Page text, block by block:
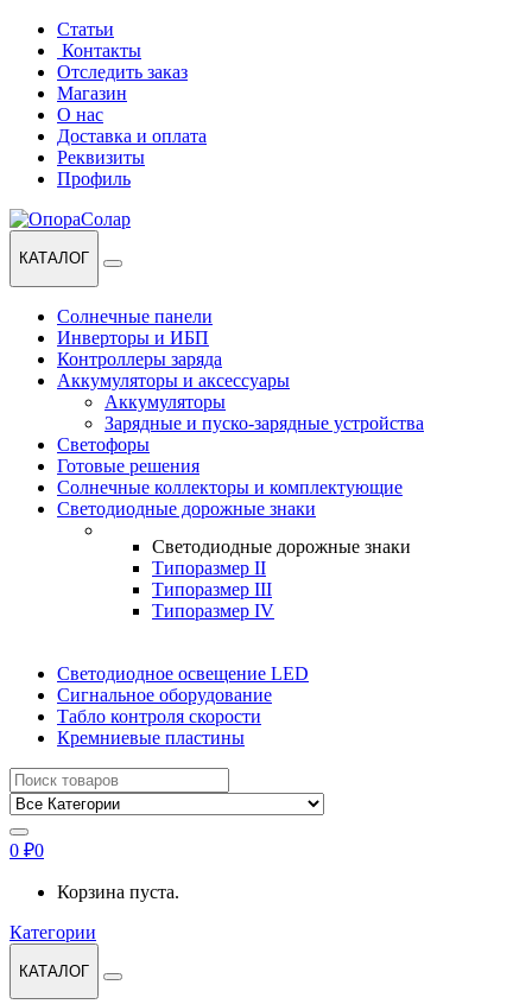
Перейти
навигации
Перейти
содержанию
Статьи
Контакты
Отследить заказ
Магазин
О нас
Доставка и оплата
Реквизиты
Профиль
КАТАЛОГ
Солнечные панели
Инверторы и ИБП
Контроллеры заряда
Аккумуляторы и аксессуары
Аккумуляторы
Зарядные и пуско-зарядные устройства
Светофоры
Готовые решения
Солнечные коллекторы и комплектующие
Светодиодные дорожные знаки
Светодиодные дорожные знаки
Типоразмер II
Типоразмер III
Типоразмер IV
Светодиодное освещение LED
Сигнальное оборудование
Табло контроля скорости
Кремниевые пластины
Найти:
0 ₽0
Корзина пуста.
Категории
КАТАЛОГ